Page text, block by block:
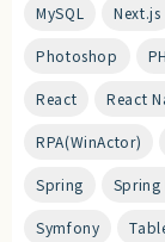
MySQL Next.js
Photoshop
React React
RPA(WinActor)
Spring
Symfony